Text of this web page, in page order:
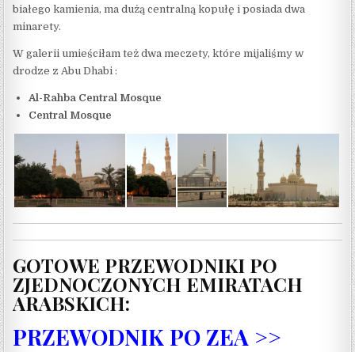
białego kamienia, ma dużą centralną kopułę i posiada dwa
minarety.
W galerii umieściłam też dwa meczety, które mijaliśmy w
drodze z Abu Dhabi :
Al-Rahba Central Mosque
Central Mosque
GOTOWE PRZEWODNIKI PO
ZJEDNOCZONYCH EMIRATACH
ARABSKICH:
PRZEWODNIK PO ZEA >>